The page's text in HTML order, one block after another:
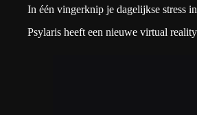
In één vingerknip je dagelijkse stress
Psylaris heeft een nieuwe virtual